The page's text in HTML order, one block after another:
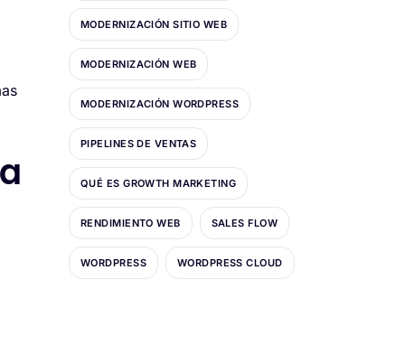
MODERNIZACIÓN SITIO WEB
MODERNIZACIÓN WEB
MODERNIZACIÓN WORDPRESS
PIPELINES DE VENTAS
QUÉ ES GROWTH MARKETING
RENDIMIENTO WEB SALES FLOW
WORDPRESS WORDPRESS CLOUD